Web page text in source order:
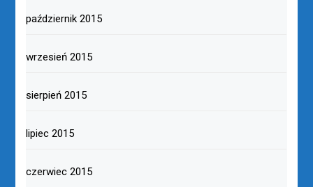
październik 2015
wrzesień 2015
sierpień 2015
lipiec 2015
czerwiec 2015